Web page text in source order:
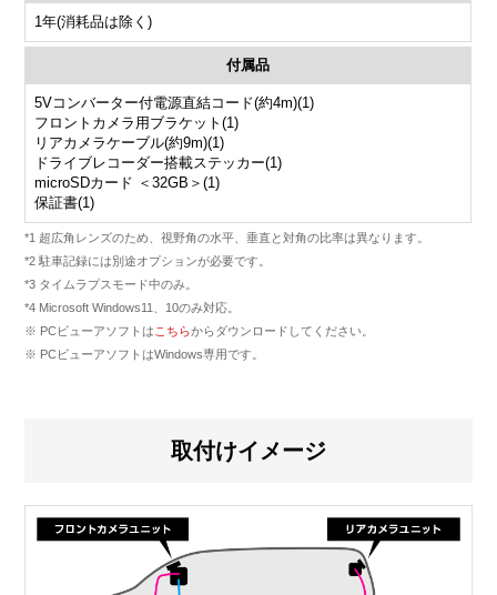
1年(消耗品は除く)
付属品
5Vコンバーター付電源直結コード(約4m)(1)
フロントカメラ用ブラケット(1)
リアカメラケーブル(約9m)(1)
ドライブレコーダー搭載ステッカー(1)
microSDカード ＜32GB＞(1)
保証書(1)
*1 超広角レンズのため、視野角の水平、垂直と対角の比率は異なります。
*2 駐車記録には別途オプションが必要です。
*3 タイムラプスモード中のみ。
*4 Microsoft Windows11、10のみ対応。
※ PCビューアソフトは こちらからダウンロードしてください。
※ PCビューアソフトはWindows専用です。
取付けイメージ